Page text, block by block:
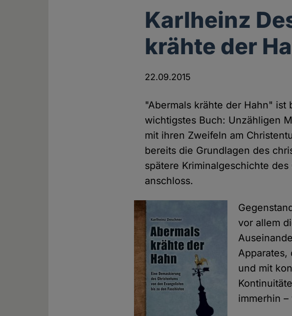
Karlheinz
krähte der
22.09.2015
"Abermals krähte der Hahn"
wichtigstes Buch: Unzähligen
mit ihren Zweifeln am
bereits die Grundlagen des
spätere Kriminalgeschichte
anschloss.
vor allem
Apparates,
und mit
immerhin